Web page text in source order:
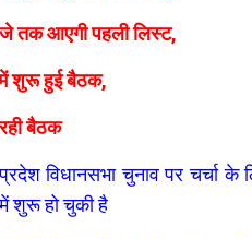
तक आएगी पहली लिस्ट,
शुरू हुई बैठक,
बैठक
विधानसभा चुनाव पर चर्चा
में शुरू हो चुकी है